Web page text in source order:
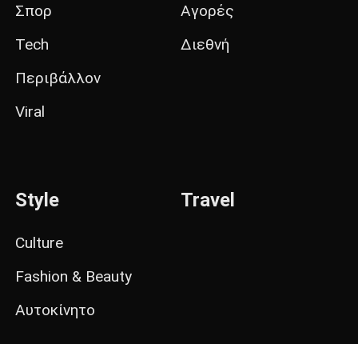
Σπορ
Tech
Περιβάλλον
Viral
Αγορές
Διεθνή
Style
Culture
Fashion & Beauty
Αυτοκίνητο
Travel